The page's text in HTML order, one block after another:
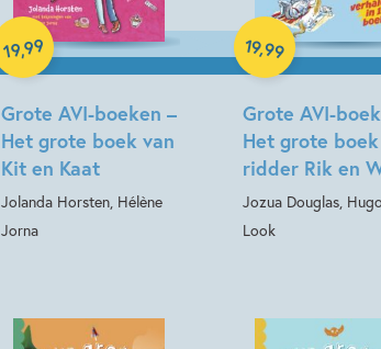
Grote AVI-boeken –
Het grote boek van
Kit en Kaat
Jolanda Horsten, Hélène
Jorna
19,99
Hardcover
Grote AVI-
Het grote
ridder Rik en
Jozua Douglas,
Look
19,99
Hardcover